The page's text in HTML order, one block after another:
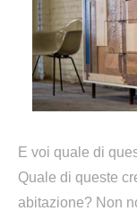
E voi quale di
Quale di queste
abitazione? Non